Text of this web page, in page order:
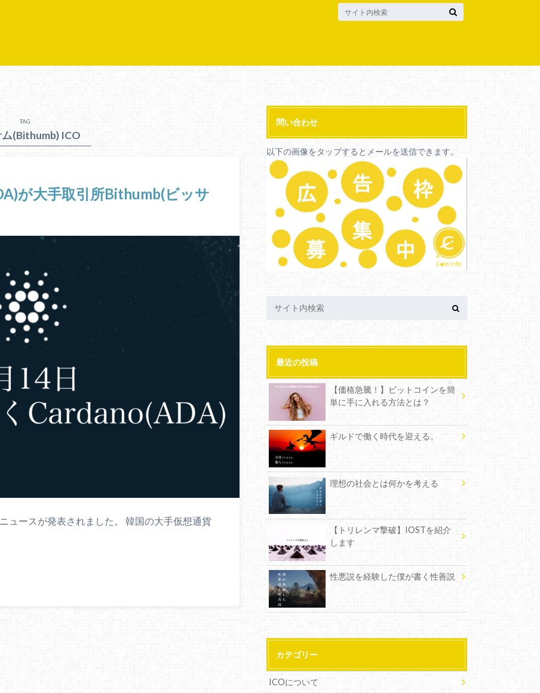
TAG
ム(Bithumb) ICO
が大手取引所Bithumb(ビッサ
ュースが発表されました。 韓国の大手仮想通貨
問い合わせ
以下の画像をタップするとメールを送信できます。
最近の投稿
【価格急騰！】ビットコインを簡
単に手に入れる方法とは？
ギルドで働く時代を迎える。
理想の社会とは何かを考える
【トリレンマ撃破】IOSTを紹介
します
性悪説を経験した僕が書く性善説
カテゴリー
ICOについて